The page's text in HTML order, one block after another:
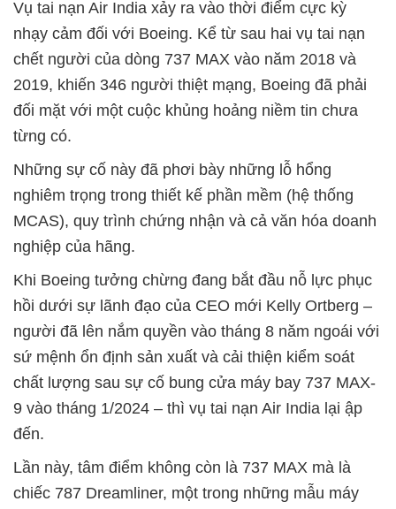
Vụ tai nạn Air India xảy ra vào thời điểm cực kỳ
nhạy cảm đối với Boeing. Kể từ sau hai vụ tai nạn
chết người của dòng 737 MAX vào năm 2018 và
2019, khiến 346 người thiệt mạng, Boeing đã phải
đối mặt với một cuộc khủng hoảng niềm tin chưa
từng có.
Những sự cố này đã phơi bày những lỗ hổng
nghiêm trọng trong thiết kế phần mềm (hệ thống
MCAS), quy trình chứng nhận và cả văn hóa doanh
nghiệp của hãng.
Khi Boeing tưởng chừng đang bắt đầu nỗ lực phục
hồi dưới sự lãnh đạo của CEO mới Kelly Ortberg –
người đã lên nắm quyền vào tháng 8 năm ngoái với
sứ mệnh ổn định sản xuất và cải thiện kiểm soát
chất lượng sau sự cố bung cửa máy bay 737 MAX-
9 vào tháng 1/2024 – thì vụ tai nạn Air India lại ập
đến.
Lần này, tâm điểm không còn là 737 MAX mà là
chiếc 787 Dreamliner, một trong những mẫu máy